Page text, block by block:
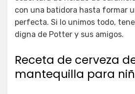
con una batidora hasta formar
perfecta. Si lo unimos todo,
digna de Potter y sus amigos.
Receta de cerveza
mantequilla para